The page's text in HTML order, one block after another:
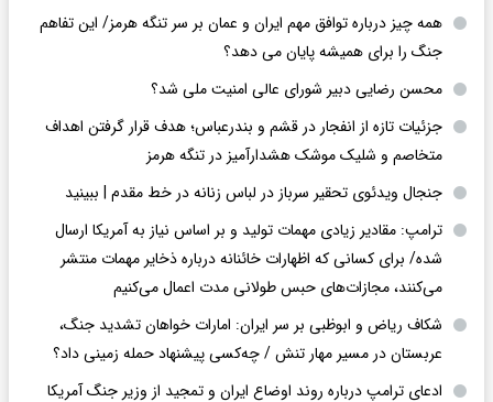
همه چیز درباره توافق مهم ایران و عمان بر سر تنگه هرمز/ این تفاهم
جنگ را برای همیشه پایان می دهد؟
محسن رضایی دبیر شورای عالی امنیت ملی شد؟
جزئیات تازه از انفجار در قشم و بندرعباس؛ هدف قرار گرفتن اهداف
متخاصم و شلیک موشک هشدارآمیز در تنگه هرمز
جنجال ویدئوی تحقیر سرباز در لباس زنانه در خط مقدم | ببینید
ترامپ: مقادیر زیادی مهمات تولید و بر اساس نیاز به آمریکا ارسال
شده/ برای کسانی که اظهارات خائنانه درباره ذخایر مهمات منتشر
می‌کنند، مجازات‌های حبس طولانی مدت اعمال می‌کنیم
شکاف ریاض و ابوظبی بر سر ایران: امارات خواهان تشدید جنگ،
عربستان در مسیر مهار تنش / چه‌کسی پیشنهاد حمله زمینی داد؟
ادعای ترامپ درباره روند اوضاع ایران و تمجید از وزیر جنگ آمریکا